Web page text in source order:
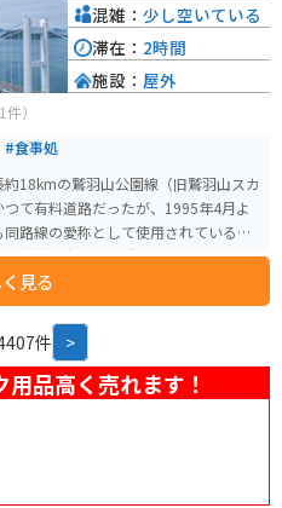
）
#食事処
18kmの鷲羽山公園線（旧鷲羽山スカ
て有料道路だったが、1995年4月よ
路線の愛称として使用されている。
視界が広がる場所からは素晴らしい
からは、倉敷市街地、水島港湾岸沿
できる。
見る
混雑： 少し空いている
滞在： 2時間
施設： 屋外
件 >
品高く売れます！